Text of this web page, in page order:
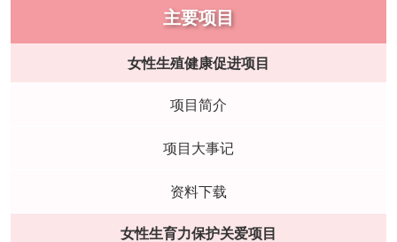
主要项目
女性生殖健康促进项目
项目简介
项目大事记
资料下载
女性生育力保护关爱项目